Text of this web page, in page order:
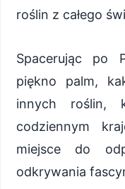
roślin z całego
Spacerując po
piękno palm,
innych roślin,
codziennym
miejsce do
odkrywania